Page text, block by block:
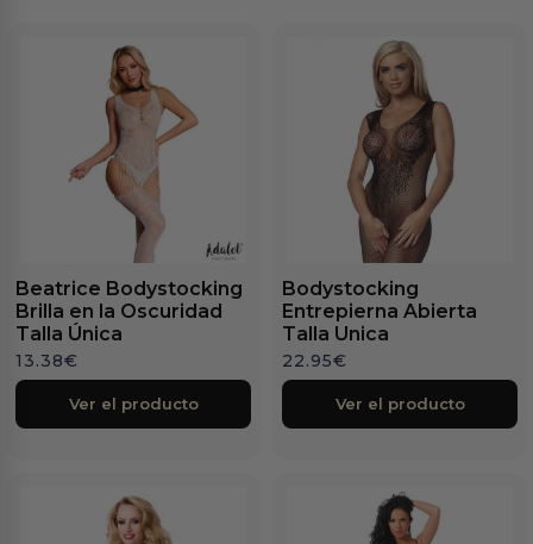
Beatrice Bodystocking
Brilla en la Oscuridad
Talla Única
13.38€
Ver el producto
Bodystocking
Entrepierna Abierta
Talla Unica
22.95€
Ver el producto